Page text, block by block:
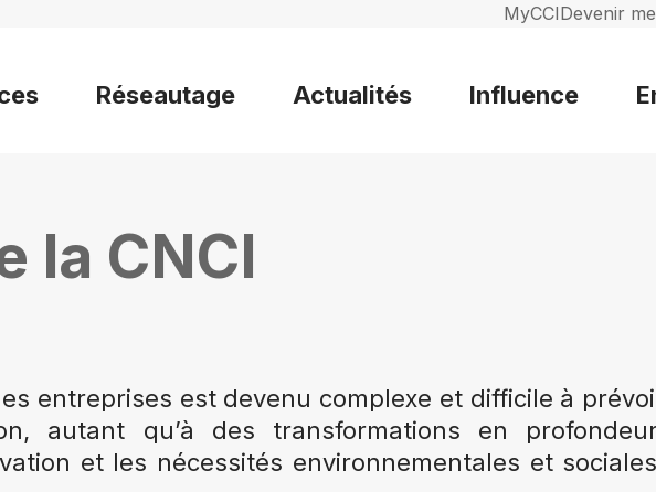
MyCCIDevenir
Réseautage Actualités Influence
la CNCI
entreprises est devenu complexe et difficile à
autant qu’à des transformations en
et les nécessités environnementales et